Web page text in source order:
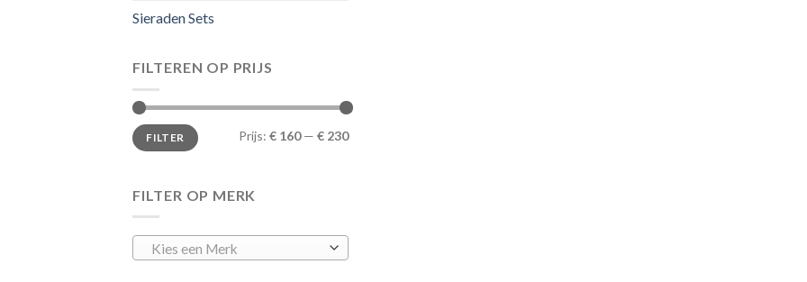
Sieraden Sets
FILTEREN OP PRIJS
Min.
prijs
Max.
prijsFILTER Prijs: € 160— € 230
FILTER OP MERK
Kies een Merk